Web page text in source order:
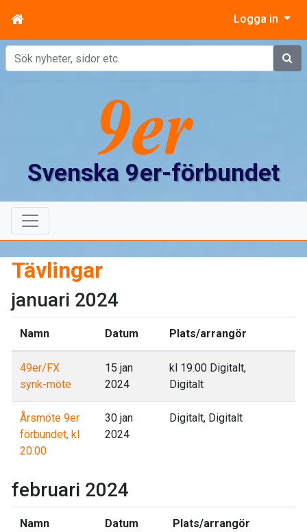
Logga in
Sök
Svenska 9er-förbundet
Tävlingar
januari 2024
Namn Datum Plats/arrangör
49er/FX
synk-möte
15 jan
2024
kl 19.00 Digitalt,
Digitalt
Årsmöte 9er
förbundet, kl
20.00
30 jan
2024
Digitalt, Digitalt
februari 2024
Namn Datum Plats/arrangör